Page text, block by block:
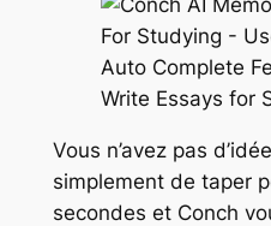
Vous n’avez pas
simplement de taper
secondes et Conch